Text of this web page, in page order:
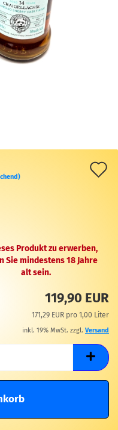
Produkt zu erwerben,
Sie mindestens 18 Jahre
alt sein.
119,90 EUR
171,29 EUR pro 1,00 Liter
inkl. 19% MwSt. zzgl. Versand